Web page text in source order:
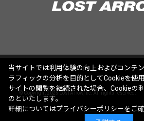
© Copyright 2025 Lost Arrow,Inc. All rights reserved.
当サイトでは利用体験の向上およびコンテ
ラフィックの分析を目的としてCookieを使用
サイトの閲覧を継続された場合、Cookieの
のといたします。
詳細についてはプライバシーポリシーをご